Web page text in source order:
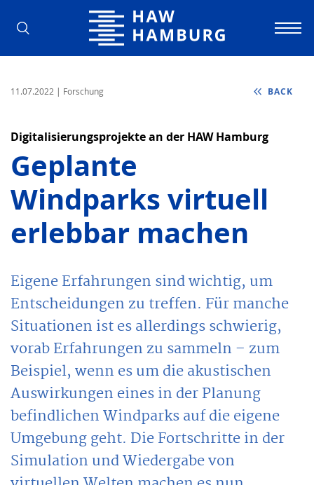
Hamburg University of Applied
11.07.2022 | Forschung BACK
Digitalisierungsprojekte an der HAW Hamburg
Geplante
Windparks virtuell
erlebbar machen
Eigene Erfahrungen sind wichtig, um
Entscheidungen zu treffen. Für manche
Situationen ist es allerdings schwierig,
vorab Erfahrungen zu sammeln – zum
Beispiel, wenn es um die akustischen
Auswirkungen eines in der Planung
befindlichen Windparks auf die eigene
Umgebung geht. Die Fortschritte in der
Simulation und Wiedergabe von